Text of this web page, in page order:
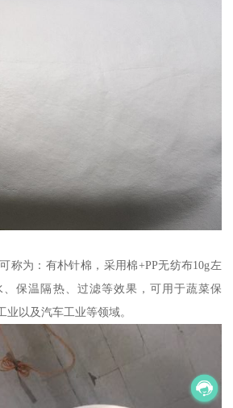
称为：有朴针棉，采用棉+PP无纺布10g左
保温隔热、过滤等效果，可用于蔬菜保
以及汽车工业等领域。